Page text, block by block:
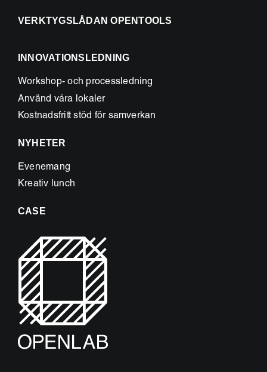
VERKTYGSLÅDAN OPENTOOLS
INNOVATIONSLEDNING
Workshop- och processledning
Använd våra lokaler
Kostnadsfritt stöd för samverkan
NYHETER
Evenemang
Kreativ lunch
CASE